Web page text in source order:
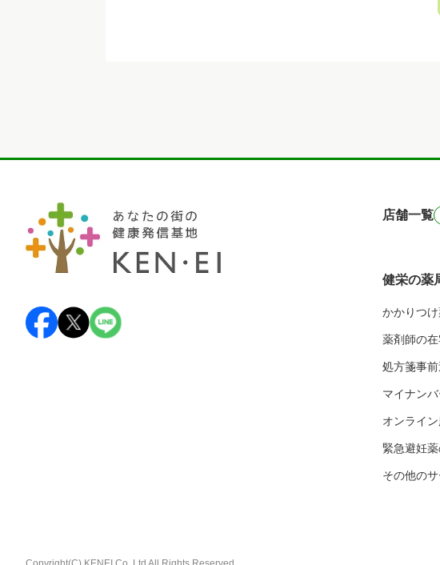
店舗一覧
健栄の薬
かかりつ
薬剤師の在
処方箋事
マイナン
オンライ
緊急避妊
その他の